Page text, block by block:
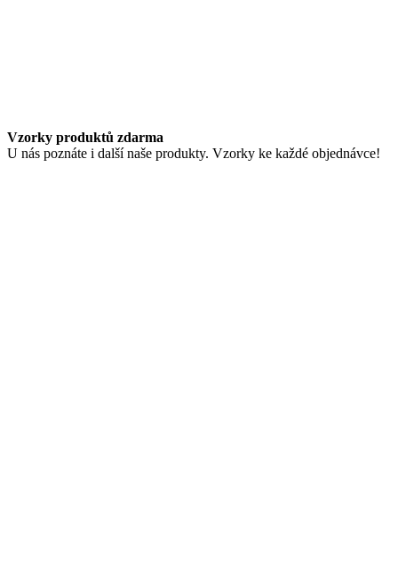
Vzorky produktů zdarma
U nás poznáte i další naše produkty. Vzorky ke každé objednávce!